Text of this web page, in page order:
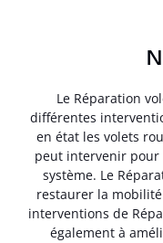
Le Réparation
différentes
en état les volets
peut intervenir
système. Le
restaurer la
interventions de
également à